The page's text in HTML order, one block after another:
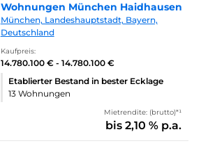
Wohnungen München Haidhausen
München, Landeshauptstadt, Bayern,
Deutschland
Kaufpreis:
14.780.100 € - 14.780.100 €
Etablierter Bestand in bester Ecklage
13 Wohnungen
Mietrendite: (brutto)*¹
bis 2,10 % p.a.